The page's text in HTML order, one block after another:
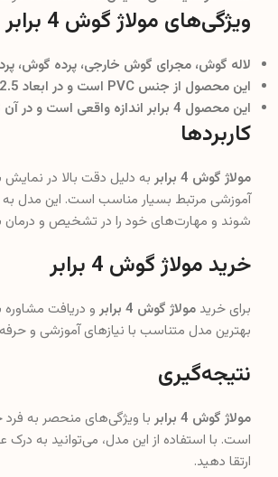
ویژگی‌های مولاژ گوش 4 برابر
لاله گوش، مجرای گوش خارجی، پرده گوش،
این محصول از جنس PVC است و در ابعاد 22.5×40×34 سانتیمتر و وزن 5.5 کیلوگرم طراحی و تولید شده است.
این محصول 4 برابر اندازه واقعی است و در آن 58 موقعیت مختلف نمایش داده شده است.
کاربردها
مولاژ گوش 4 برابر
به دلیل دقت بالا در
آموزشی مرتبط بسیار مناسب است. این مدل به
شوند و مهارت‌های خود را در تشخیص و درمان
خرید مولاژ گوش 4 برابر
برای خرید مولاژ گوش 4 برابر
و دریافت مشاوره
بهترین مدل متناسب با نیازهای آموزشی و
نتیجه‌گیری
مولاژ گوش 4 برابر
با ویژگی‌های منحصر به
است. با استفاده از این مدل، می‌توانید به
ارتقا دهید.